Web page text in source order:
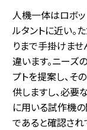
人機一体はロボッ
ルタントに近い。
りまで手掛けませ
違います。ニーズ
プトを提案し、
供しますし、必要
に用いる試作機
であると確認され